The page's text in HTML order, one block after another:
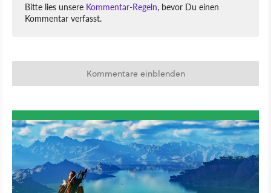
Bitte lies unsere Kommentar-Regeln, bevor Du einen
Kommentar verfasst.
Kommentare einblenden